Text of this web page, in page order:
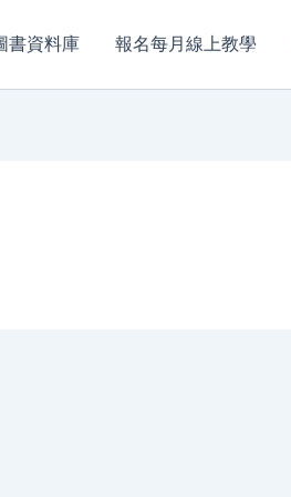
書資料庫 報名每月線上教學